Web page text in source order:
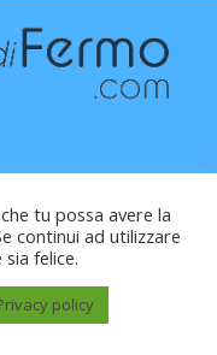
Pesaro (PU) -
giornalistica, aut.
05/08/2010
tu possa avere la
continui ad utilizzare
felice.
policy